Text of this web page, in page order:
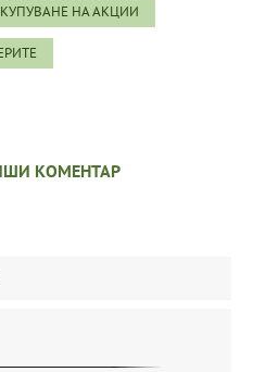
НА АКЦИИ
КОМЕНТАР